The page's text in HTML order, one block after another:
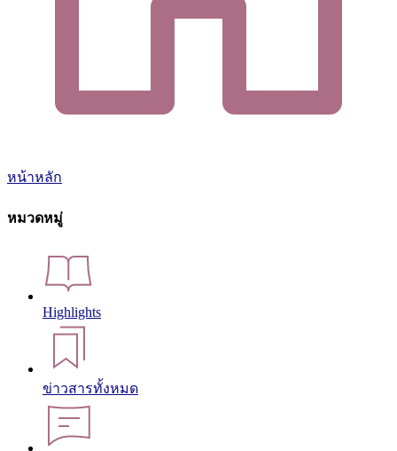
หน้าหลัก
หมวดหมู่
Highlights
ข่าวสารทั้งหมด